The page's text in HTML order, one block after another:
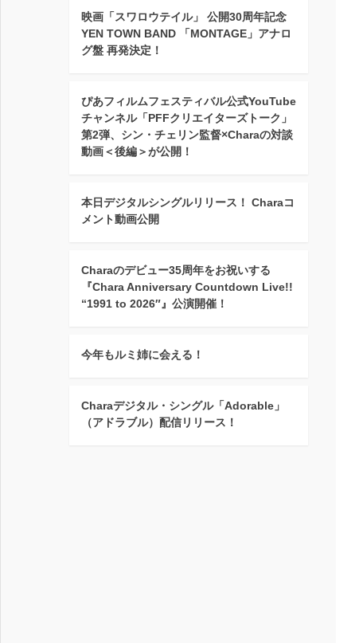
映画「スワロウテイル」 公開30周年記念
YEN TOWN BAND 「MONTAGE」アナロ
グ盤 再発決定！
ぴあフィルムフェスティバル公式YouTube
チャンネル「PFFクリエイターズトーク」
第2弾、シン・チェリン監督×Charaの対談
動画＜後編＞が公開！
本日デジタルシングルリリース！ Charaコ
メント動画公開
Charaのデビュー35周年をお祝いする
『Chara Anniversary Countdown Live!!
“1991 to 2026″』公演開催！
今年もルミ姉に会える！
Charaデジタル・シングル「Adorable」
（アドラブル）配信リリース！